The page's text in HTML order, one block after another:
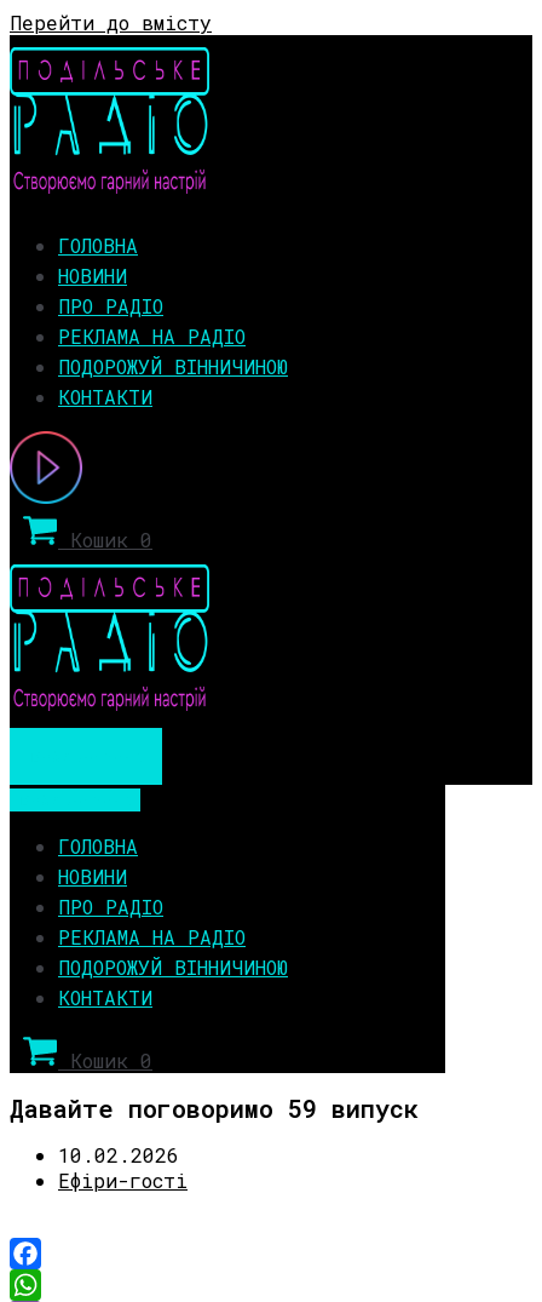
Перейти до вмісту
ГОЛОВНА
НОВИНИ
ПРО РАДІО
РЕКЛАМА НА РАДІО
ПОДОРОЖУЙ ВІННИЧИНОЮ
КОНТАКТИ
Кошик 0
ГОЛОВНА
НОВИНИ
ПРО РАДІО
РЕКЛАМА НА РАДІО
ПОДОРОЖУЙ ВІННИЧИНОЮ
КОНТАКТИ
Кошик 0
Давайте поговоримо 59 випуск
10.02.2026
Ефіри-гості
Facebook